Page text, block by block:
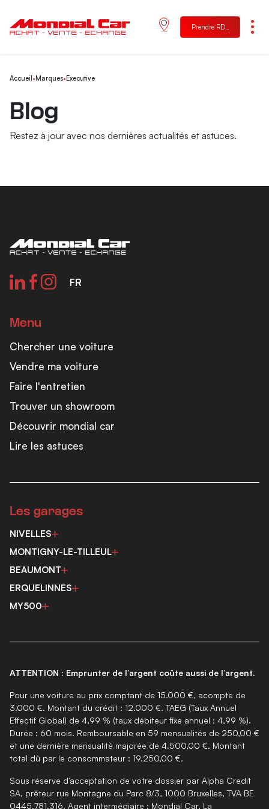
Prendre RDV
Menu
Accueil • Marques• Executive
Blog
Restez à jour avec nos dernières actualités et astuces.
FR
Menu
Chercher une voiture
Vendre ma voiture
Faire l'entretien
Trouver un showroom
Découvrir mondial car
Lire les astuces
Les garages
NIVELLES
MONTIGNY-LE-TILLEUL
BEAUMONT
ERQUELINNES
MY500
ATTENTION : Emprunter de l’argent coûte aussi de l’argent.
Pour une voiture au prix comptant de 15.000 €, acompte de
3.000 €. Montant du crédit : 12.000 €. TAEG (Taux Annuel
Effectif Global) de 4,99 % (taux débiteur fixe annuel : 4,99 %).
Durée : 60 mois. Remboursable en 59 mensualités de 250,00 €
et une dernière mensualité majorée de 4.500,00 €. Montant
total dû par le consommateur : 19.250,00 €.
Sous réserve d’acceptation de votre dossier par Alpha Credit
SA, prêteur rue Montagne du Parc 8/3, 1000 Bruxelles, TVA BE
0445.781.316. Agent intermédiaire : Mondial Car. La